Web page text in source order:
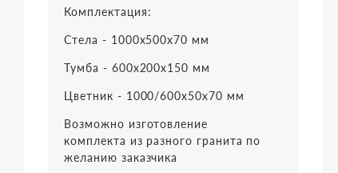
Комплектация:
Стела - 1000х500х70 мм
Тумба - 600х200х150 мм
Цветник - 1000/600х50х70 мм
Возможно изготовление
комплекта из разного гранита по
желанию заказчика